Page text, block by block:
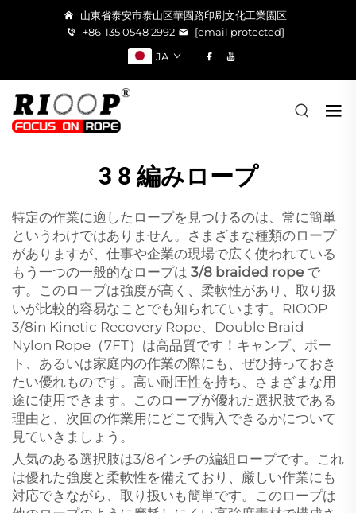
山東省泰安市泰山区華園路印刷文化工業園区
+86-135 0548 2992
[email protected]
JA
3 8 編みロープ
特定の作業に適したロープを見つけるのは、常に簡単
というわけではありません。さまざまな種類のロープ
がありますが、仕事や企業の現場で広く使われている
もう一つの一般的なロープは 3/8 braided rope で
す。このロープは強度が高く、柔軟性があり、取り扱
いが比較的容易なことでも知られています。RIOOP
3/8in Kinetic Recovery Rope、Double Braid
Nylon Rope（7FT）は高品質です！キャンプ、ボー
ト、あるいは家庭内の作業の際にも、ぜひ持っておき
たい優れものです。高い耐圧性を持ち、さまざまな用
途に使用できます。このロープが優れた選択肢である
理由と、次回の作業用にどこで購入できるかについて
見ていきましょう。
人気のある選択肢は3/8インチの編組ロープです。これ
は優れた強度と柔軟性を備えており、厳しい作業にも
対応できながら、取り扱いも簡単です。このロープは